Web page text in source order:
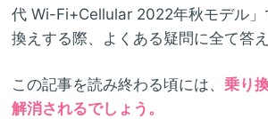
代 Wi-Fi+Cellular 2022年秋モデル」
換えする際、よくある疑問に全て答え
この記事を読み終わる頃には、 乗り
解消されるでしょう。